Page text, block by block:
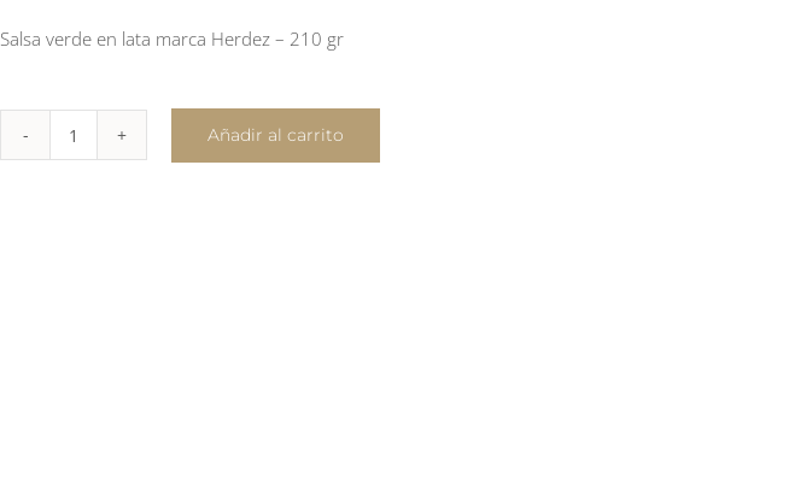
Salsa verde en lata marca Herdez – 210 gr
Salsa
Añadir al carrito